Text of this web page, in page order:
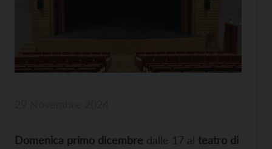
Domenica primo dicembre dalle 17 al teatro di